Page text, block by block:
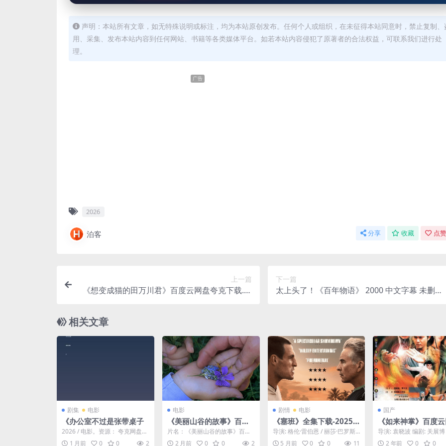
声明：本站所有文章，如无特殊说明或标注，均为本站原创发布。任何个人或组织，在未征得本站同意时，禁止复制、
用、采集、发布本站内容到任何网站、书籍等各类媒体平台。如若本站内容侵犯了原著者的合法权益，可联系我们进行处
理。
广告
2026
泊客 分享 收藏 点
上一篇
《想变成猫的田万川君》百度云网盘夸克下载.阿
下一篇
太上头了！《百年物语》 2000 中文字幕 未删减
相关文章
剧集 电影
《办公室不过是张带桌子
2026 / 电影。资源： 夸克网盘
资源： 迅雷云盘 提取码： 资
1 月前 0 0 2
电影
《美丽山谷的故事》百度
云网盘夸克下载.阿里云盘.
中字.(2025)
片名：《美丽山谷的故事》百度
云网盘夸克下载.阿里云盘.中字.
2 月前 0 0 2
剧情 电影
《塞班》全集下载-2025-1
080P冷门高分-剧情-欧影
[夸克网盘]
导演: 格伦·雷伯恩 / 丽莎·巴罗斯·
德萨 资源下载：塞班下载阿里云
5 月前 0 0 11
国产
《如来神掌》百度
阿里下载[MP4/
中字（2002）
导演: 袁晓波 编剧: 关展
华 / 阮少娜 / 苏斌华 资源
2 年前 0 0